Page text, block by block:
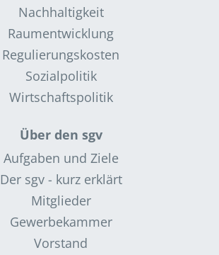
Nachhaltigkeit
Raumentwicklung
Regulierungskosten
Sozialpolitik
Wirtschaftspolitik
Über den sgv
Aufgaben und Ziele
Der sgv - kurz erklärt
Mitglieder
Gewerbekammer
Vorstand